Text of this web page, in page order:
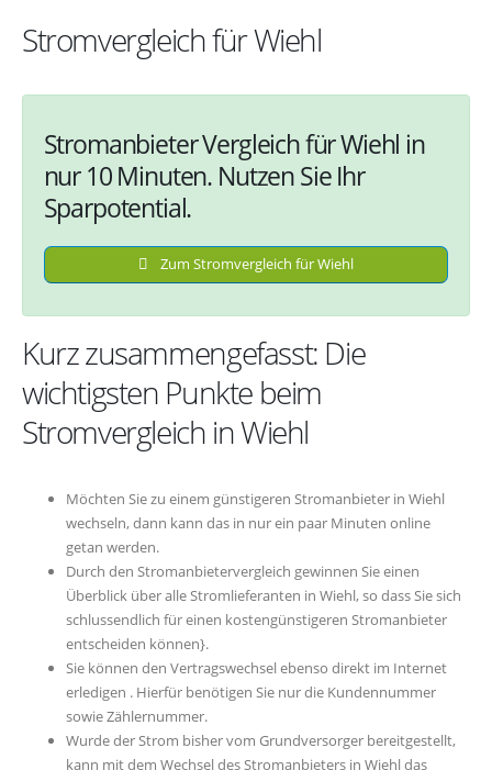
Stromvergleich für Wiehl
Stromanbieter Vergleich für Wiehl in
nur 10 Minuten. Nutzen Sie Ihr
Sparpotential.
Zum Stromvergleich für Wiehl
Kurz zusammengefasst: Die
wichtigsten Punkte beim
Stromvergleich in Wiehl
Möchten Sie zu einem günstigeren Stromanbieter in Wiehl
wechseln, dann kann das in nur ein paar Minuten online
getan werden.
Durch den Stromanbietervergleich gewinnen Sie einen
Überblick über alle Stromlieferanten in Wiehl, so dass Sie sich
schlussendlich für einen kostengünstigeren Stromanbieter
entscheiden können}.
Sie können den Vertragswechsel ebenso direkt im Internet
erledigen . Hierfür benötigen Sie nur die Kundennummer
sowie Zählernummer.
Wurde der Strom bisher vom Grundversorger bereitgestellt,
kann mit dem Wechsel des Stromanbieters in Wiehl das